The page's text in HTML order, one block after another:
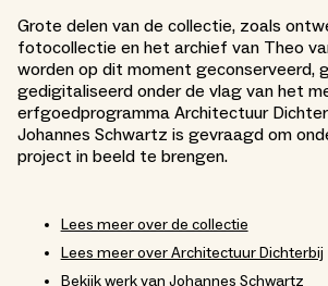
Grote delen van de collectie, zoals
fotocollectie en het archief van Theo
worden op dit moment geconserveerd,
gedigitaliseerd onder de vlag van het
erfgoedprogramma Architectuur
Johannes Schwartz is gevraagd om
project in beeld te brengen.
Lees meer over de collectie
Lees meer over Architectuur Dichterbij
Bekijk werk van Johannes Schwartz